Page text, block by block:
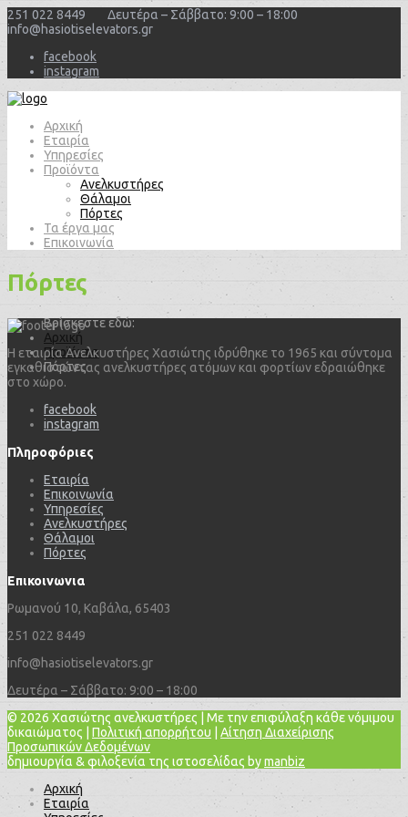
251 022 8449 Δευτέρα – Σάββατο: 9:00 – 18:00
info@hasiotiselevators.gr
facebook
instagram
Αρχική
Εταιρία
Υπηρεσίες
Προϊόντα
Ανελκυστήρες
Θάλαμοι
Πόρτες
Τα έργα μας
Επικοινωνία
Πόρτες
Αρχική
Προϊόντα
Πόρτες
Η εταιρία Ανελκυστήρες Χασιώτης ιδρύθηκε το 1965 και σύντομα
εγκαθιστώντας ανελκυστήρες ατόμων και φορτίων εδραιώθηκε
στο χώρο.
facebook
instagram
Πληροφόριες
Εταιρία
Επικοινωνία
Υπηρεσίες
Ανελκυστήρες
Θάλαμοι
Πόρτες
Επικοινωνια
Ρωμανού 10, Καβάλα, 65403
251 022 8449
info@hasiotiselevators.gr
Δευτέρα – Σάββατο: 9:00 – 18:00
© 2026 Χασιώτης ανελκυστήρες | Με την επιφύλαξη κάθε νόμιμου
δικαιώματος | Πολιτική απορρήτου
Αίτηση Διαχείρισης
Προσωπικών Δεδομένων
δημιουργία & φιλοξενία της ιστοσελίδας bymanbiz
Αρχική
Εταιρία